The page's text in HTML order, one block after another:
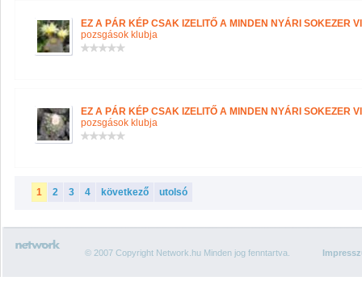
EZ A PÁR KÉP CSAK IZELITŐ A MINDEN NYÁRI SOKEZER
pozsgások klubja
EZ A PÁR KÉP CSAK IZELITŐ A MINDEN NYÁRI SOKEZER
pozsgások klubja
1 2 3 4 következő utolsó
© 2007 Copyright Network.hu Minden jog fenntartva.